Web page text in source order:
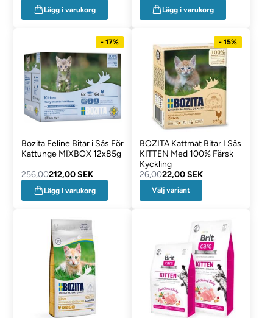
Lägg i varukorg Lägg i varukorg
- 17%
Bozita Feline Bitar i Sås För
Kattunge MIXBOX 12x85g
256,00212,00 SEK
Lägg i varukorg
- 15%
BOZITA Kattmat Bitar I Sås
KITTEN Med 100% Färsk
Kyckling
26,0022,00 SEK
Välj variant